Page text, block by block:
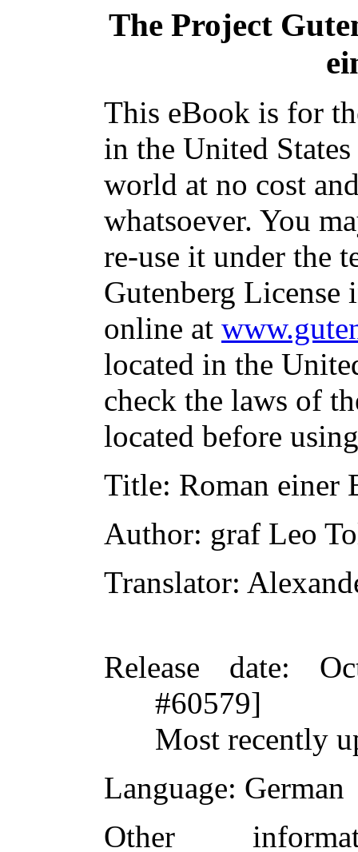
The Project
This eBook is for
in the United
world at no cost
whatsoever. You
re-use it under the
Gutenberg
online at
located in the
check the laws of
located before
Title: Roman einer
Author: graf Leo
Translator:
Release date:
#60579]
Most recently
Language: German
Other